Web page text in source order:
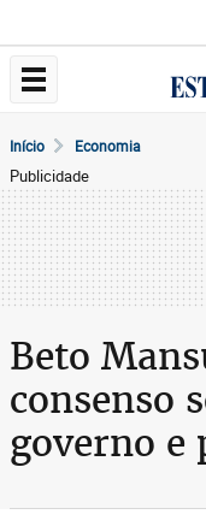
Início Economia
Publicidade
Beto
consenso
governo e